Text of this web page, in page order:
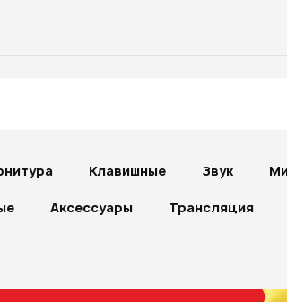
Клавишные Звук
Аксессуары Трансляция